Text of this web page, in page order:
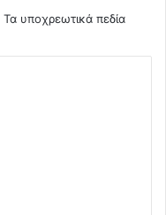
Τα υποχρεωτικά πεδία